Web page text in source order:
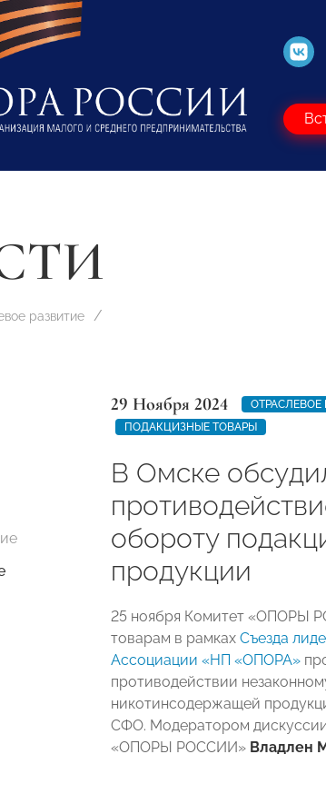
развитие
29 Ноября 2024
ОТРАСЛЕВОЕ
ПОДАКЦИЗНЫЕ ТОВАРЫ
В Омске
обороту
продукции
25 ноября Комитет «ОПОРЫ
товарам в рамках Съезда
Ассоциации «НП «ОПОРА»
противодействии
никотинсодержащей
СФО. Модератором
«ОПОРЫ РОССИИ» Владлен